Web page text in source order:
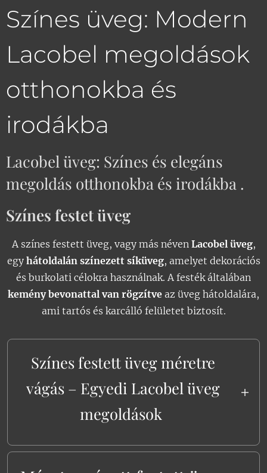
Színes üveg: Modern
Lacobel megoldások
otthonokba és
irodákba
Lacobel üveg: Színes és elegáns
megoldás otthonokba és irodákba .
Színes festet üveg
A színes festett üveg, vagy más néven Lacobel üveg,
egy hátoldalán színezett síküveg, amelyet dekorációs
és burkolati célokra használnak. A festék általában
kemény bevonattal van rögzítve az üveg hátoldalára,
ami tartós és karcálló felületet biztosít.
Színes festett üveg méretre
vágás – Egyedi Lacobel üveg
megoldások
Aszínes festett üveg(Lacobel) modern és
elegáns választás konyhai hátfalakhoz,